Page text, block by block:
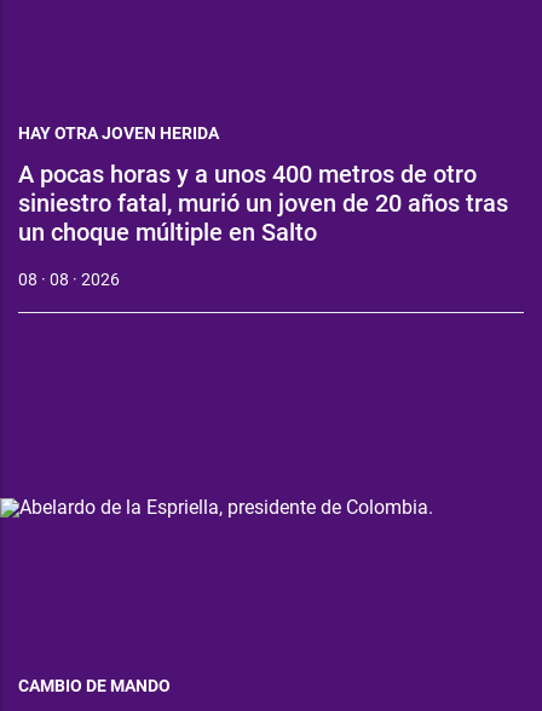
HAY OTRA JOVEN HERIDA
A pocas horas y a unos 400 metros de otro
siniestro fatal, murió un joven de 20 años tras
un choque múltiple en Salto
08 · 08 · 2026
CAMBIO DE MANDO